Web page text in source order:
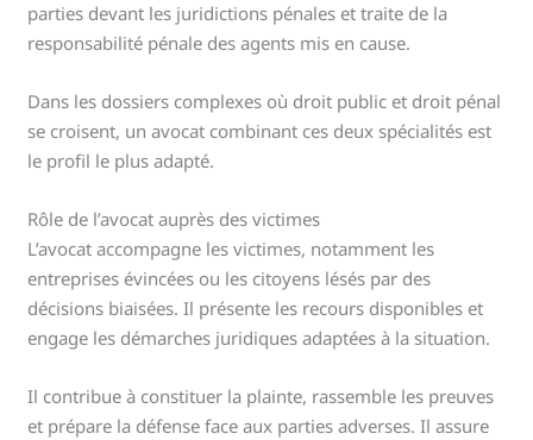
parties devant les juridictions pénales et traite de la
responsabilité pénale des agents mis en cause.
Dans les dossiers complexes où droit public et droit pénal
se croisent, un avocat combinant ces deux spécialités est
le profil le plus adapté.
Rôle de l’avocat auprès des victimes
L’avocat accompagne les victimes, notamment les
entreprises évincées ou les citoyens lésés par des
décisions biaisées. Il présente les recours disponibles et
engage les démarches juridiques adaptées à la situation.
Il contribue à constituer la plainte, rassemble les preuves
et prépare la défense face aux parties adverses. Il assure